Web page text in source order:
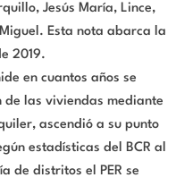
Jesús María, Lince,
Esta nota abarca la
2019.
en cuantos años se
las viviendas mediante
ascendió a su punto
estadísticas del BCR al
de distritos el PER se